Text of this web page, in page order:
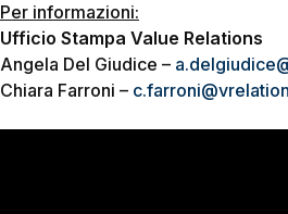
Per informazioni:
Ufficio Stampa Value Relations
Angela Del Giudice –
Chiara Farroni –